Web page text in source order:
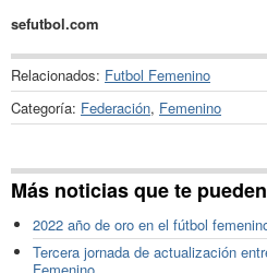
sefutbol.com
Relacionados: Futbol Femenino
Categoría: Federación, Femenino
Más noticias que te
2022 año de oro en el fútbol
Tercera jornada de actualización